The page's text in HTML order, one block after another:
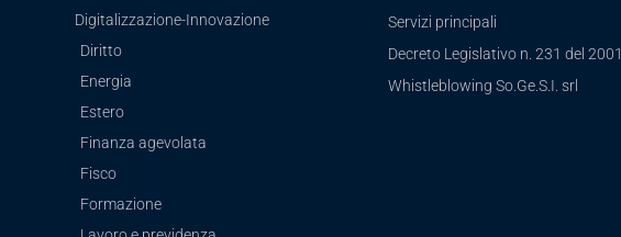
Digitalizzazione-Innovazione
Diritto
Energia
Estero
Finanza agevolata
Fisco
Formazione
Servizi principali
Decreto Legislativo n. 231 del 2001
Whistleblowing So.Ge.S.I. srl